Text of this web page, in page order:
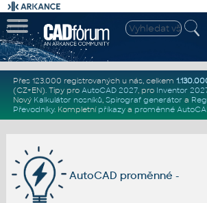
Přes 123.000 registrovaných u nás, celkem
(CZ+EN). Tipy pro AutoCAD 2027, pro Inventor
Nový Kalkulátor nosníků, Spirograf generátor a
Převodníky. Kompletní příkazya proměnné
AutoCAD proměnné -